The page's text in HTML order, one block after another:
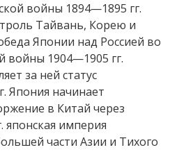
войны 1894—1895 гг.
Тайвань, Корею и
Японии над Россией во
войны 1904—1905 гг.
за ней статус
Япония начинает
в Китай через
японская империя
части Азии и Тихого